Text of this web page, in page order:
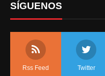
SÍGUENOS
Rss Feed Twitter